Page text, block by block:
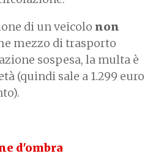
di un veicolo non
mezzo di trasporto
sospesa, la multa è
(quindi sale a 1.299 euro
d'ombra